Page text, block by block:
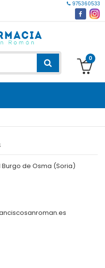
975360533
0
Burgo de Osma (Soria)